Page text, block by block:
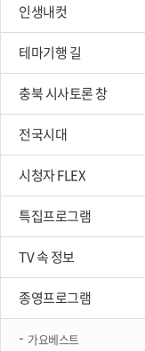
인생내컷
테마기행 길
충북 시사토론 창
전국시대
시청자 FLEX
특집프로그램
TV 속 정보
종영프로그램
가요베스트